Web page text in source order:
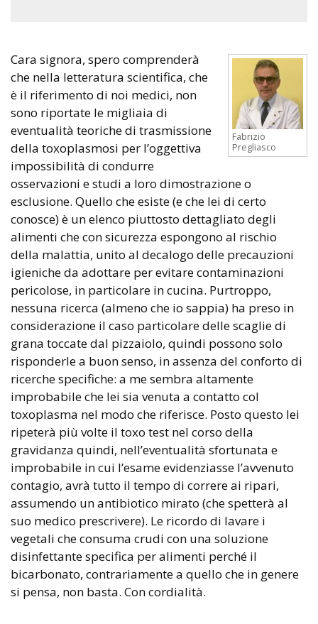
Fabrizio
Pregliasco
Cara signora, spero comprenderà
che nella letteratura scientifica, che
è il riferimento di noi medici, non
sono riportate le migliaia di
eventualità teoriche di trasmissione
della toxoplasmosi per l’oggettiva
impossibilità di condurre
osservazioni e studi a loro dimostrazione o
esclusione. Quello che esiste (e che lei di certo
conosce) è un elenco piuttosto dettagliato degli
alimenti che con sicurezza espongono al rischio
della malattia, unito al decalogo delle precauzioni
igieniche da adottare per evitare contaminazioni
pericolose, in particolare in cucina. Purtroppo,
nessuna ricerca (almeno che io sappia) ha preso in
considerazione il caso particolare delle scaglie di
grana toccate dal pizzaiolo, quindi possono solo
risponderle a buon senso, in assenza del conforto di
ricerche specifiche: a me sembra altamente
improbabile che lei sia venuta a contatto col
toxoplasma nel modo che riferisce. Posto questo lei
ripeterà più volte il toxo test nel corso della
gravidanza quindi, nell’eventualità sfortunata e
improbabile in cui l’esame evidenziasse l’avvenuto
contagio, avrà tutto il tempo di correre ai ripari,
assumendo un antibiotico mirato (che spetterà al
suo medico prescrivere). Le ricordo di lavare i
vegetali che consuma crudi con una soluzione
disinfettante specifica per alimenti perché il
bicarbonato, contrariamente a quello che in genere
si pensa, non basta. Con cordialità.